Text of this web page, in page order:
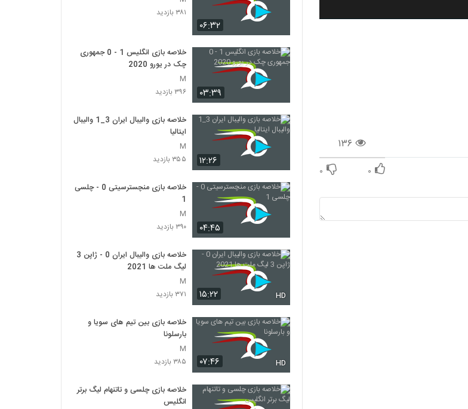
۱۳۶
۰ ۰
۰۶:۳۲
۳۸۱ بازدید
۰۳:۳۹
خلاصه بازی انگلیس 1 - 0 جمهوری
چک در یورو 2020
M
۳۹۶ بازدید
۱۲:۲۶
خلاصه بازی والیبال ایران 3_1 والیبال
ایتالیا
M
۳۵۵ بازدید
۰۴:۴۵
خلاصه بازی منچسترسیتی 0 - چلسی
1
M
۳۹۰ بازدید
۱۵:۲۲ HD
خلاصه بازی والیبال ایران 0 - ژاپن 3
لیگ ملت ها 2021
M
۳۷۱ بازدید
۰۷:۴۶ HD
خلاصه بازی بین تیم های سویا و
بارسلونا
M
۳۸۵ بازدید
خلاصه بازی چلسی و تاتنهام لیگ برتر
انگلیس